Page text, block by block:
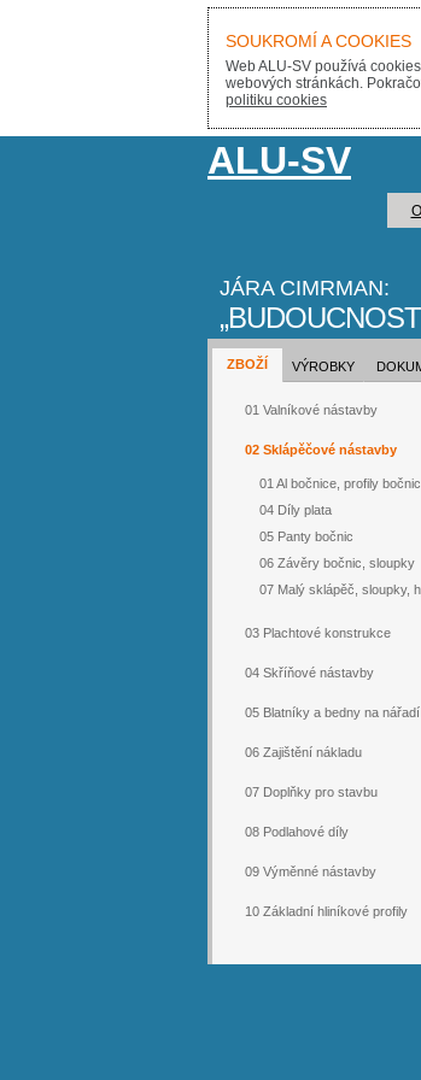
ALU-SV
JÁRA CIMRMAN:
ZBOŽÍ
01 Valníkové nástavby
02 Sklápěčové nástavby
01 Al bočnice, profily
04 Díly plata
05 Panty bočnic
06 Závěry bočnic, sloupky
07 Malý sklápěč, sloupky,
03 Plachtové konstrukce
04 Skříňové nástavby
05 Blatníky a bedny na nářadí
06 Zajištění nákladu
07 Doplňky pro stavbu
08 Podlahové díly
09 Výměnné nástavby
10 Základní hliníkové profily
VÝROBKY
SOUKROMÍ A COOKIES
Web ALU-SV používá
webových stránkách.
politiku cookies